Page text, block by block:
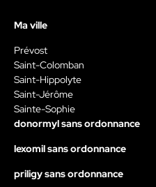
Ma ville
Prévost
Saint-Colomban
Saint-Hippolyte
Saint-Jérôme
Sainte-Sophie
donormyl sans ordonnance
lexomil sans ordonnance
priligy sans ordonnance